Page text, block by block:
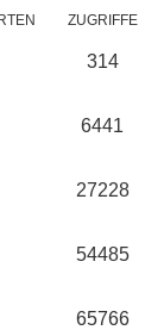
ZUGRIFFE
314
6441
27228
54485
65766